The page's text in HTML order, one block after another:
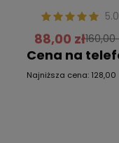
5.0
88,00 zł160,00
Cena na
Najniższa cena: 128,00